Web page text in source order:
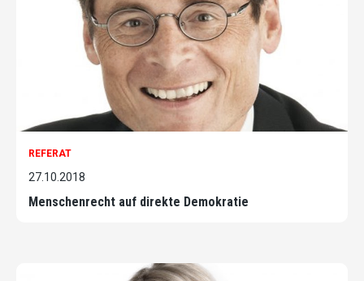
REFERAT
27.10.2018
Menschenrecht auf direkte Demokratie